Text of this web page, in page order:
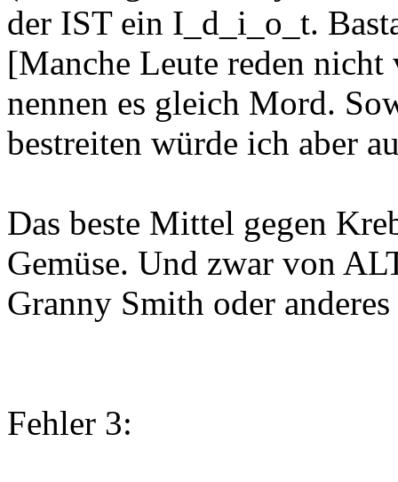
der IST ein I_d_i_o_t.
[Manche Leute reden
nennen es gleich Mord.
bestreiten würde ich aber
Das beste Mittel gegen
Gemüse. Und zwar von
Granny Smith oder
Fehler 3: